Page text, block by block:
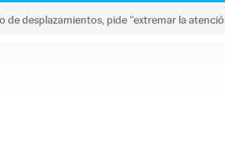
desplazamientos, pide “extremar la